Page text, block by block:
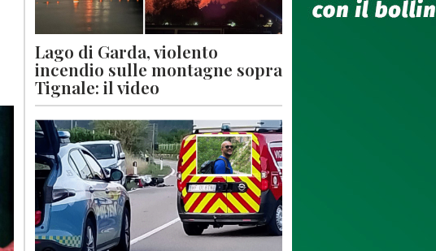
Lago di Garda, violento
incendio sulle montagne sopra
Tignale: il video